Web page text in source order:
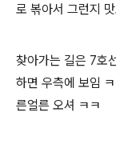
로 볶아서 그런지
찾아가는 길은 7호
하면 우측에 보임
른얼른 오셔 ㅋㅋ